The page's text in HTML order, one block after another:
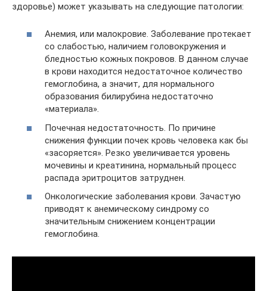
здоровье) может указывать на следующие патологии:
Анемия, или малокровие. Заболевание протекает
со слабостью, наличием головокружения и
бледностью кожных покровов. В данном случае
в крови находится недостаточное количество
гемоглобина, а значит, для нормального
образования билирубина недостаточно
«материала».
Почечная недостаточность. По причине
снижения функции почек кровь человека как бы
«засоряется». Резко увеличивается уровень
мочевины и креатинина, нормальный процесс
распада эритроцитов затруднен.
Онкологические заболевания крови. Зачастую
приводят к анемическому синдрому со
значительным снижением концентрации
гемоглобина.